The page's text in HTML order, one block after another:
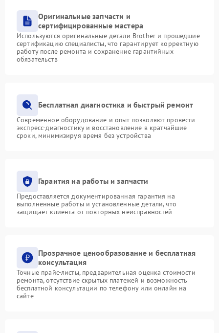
Оригинальные запчасти и
сертифицированные мастера
Используются оригинальные детали Brother и прошедшие
сертификацию специалисты, что гарантирует корректную
работу после ремонта и сохранение гарантийных
обязательств
Бесплатная диагностика и быстрый ремонт
Современное оборудование и опыт позволяют провести
экспресс-диагностику и восстановление в кратчайшие
сроки, минимизируя время без устройства
Гарантия на работы и запчасти
Предоставляется документированная гарантия на
выполненные работы и установленные детали, что
защищает клиента от повторных неисправностей
Прозрачное ценообразование и бесплатная
консультация
Точные прайс-листы, предварительная оценка стоимости
ремонта, отсутствие скрытых платежей и возможность
бесплатной консультации по телефону или онлайн на
сайте